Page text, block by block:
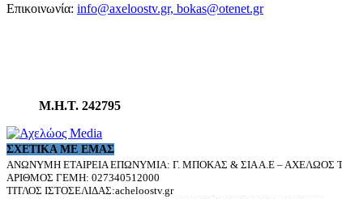
Επικοινωνία: info@axeloostv.gr, bokas@otenet.gr
Μ.Η.Τ. 242795
ΣΧΕΤΙΚΆ ΜΕ ΕΜΆΣ
ΑΝΩΝΥΜΗ ΕΤΑΙΡΕΙΑ ΕΠΩΝΥΜΙΑ: Γ. ΜΠΟΚΑΣ & ΣΙΑ Α.Ε – ΑΧΕΛΩΟΣ
ΑΡΙΘΜΟΣ ΓΕΜΗ: 027340512000
ΤΙΤΛΟΣ ΙΣΤΟΣΕΛΙΔΑΣ:acheloostv.gr